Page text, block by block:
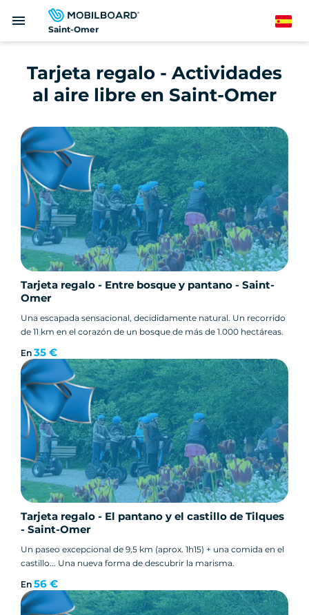
Saint-Omer
menu Spanish
Tarjeta regalo - Actividades
al aire libre en Saint-Omer
Tarjeta regalo - Entre bosque y pantano - Saint-
Omer
Una escapada sensacional, decididamente natural. Un recorrido
de 11 km en el corazón de un bosque de más de 1.000 hectáreas.
En 35 €
Tarjeta regalo - El pantano y el castillo de Tilques
- Saint-Omer
Un paseo excepcional de 9,5 km (aprox. 1h15) + una comida en el
castillo... Una nueva forma de descubrir la marisma.
En 56 €